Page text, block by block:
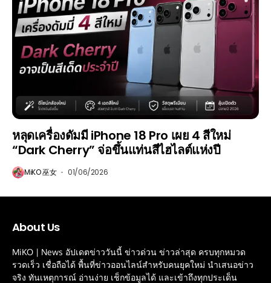
หลุดเครื่องดัมมี iPhone 18 Pro เผย 4 สีใหม่
“Dark Cherry” จ่อขึ้นแท่นสีไฮไลต์แห่งปี
MiKO 巫女 01/06/2026
About Us
MiKO | News อัปเดตข่าววันนี้ ข่าวด่วน ข่าวล่าสุด ครบทุกหมวด
รวดเร็ว เชื่อถือได้ พื้นที่ข่าวออนไลน์สำหรับคนยุคใหม่ นำเสนอข่าว
จริง ทันเหตุการณ์ อ่านง่าย เช็กข้อมูลได้ และเข้าถึงทุกประเด็น